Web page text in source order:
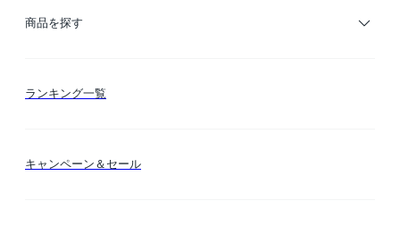
ご利用ガイド
商品を探す
カテゴリー検索
ランキング一覧
キャンペーン＆セール